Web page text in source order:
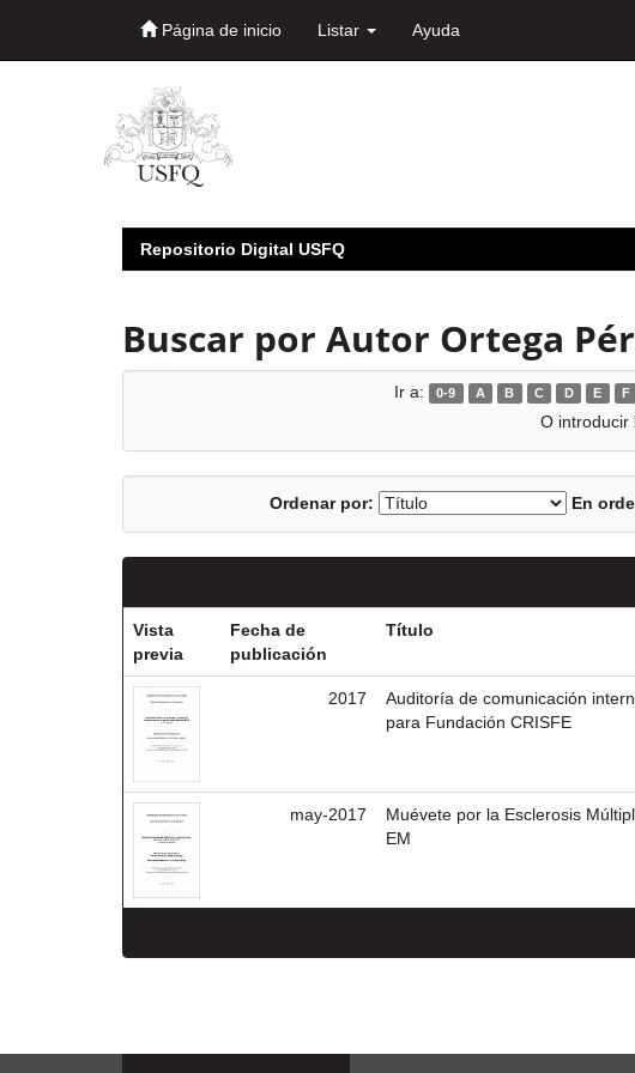
Página de inicio Listar Ayuda
Repositorio Digital USFQ
Buscar por Autor Ortega
Ir a: 0-9 A B C D E F
O introducir
Ordenar por: En
Vista
previa
Fecha de
publicación
Título
2017
Auditoría de comunicación
para Fundación CRISFE
may-2017
Muévete por la Esclerosis
EM